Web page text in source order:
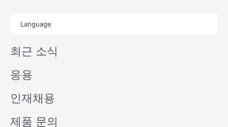
u
e
i
n
Language
최근 소식
응용
인재채용
제품 문의